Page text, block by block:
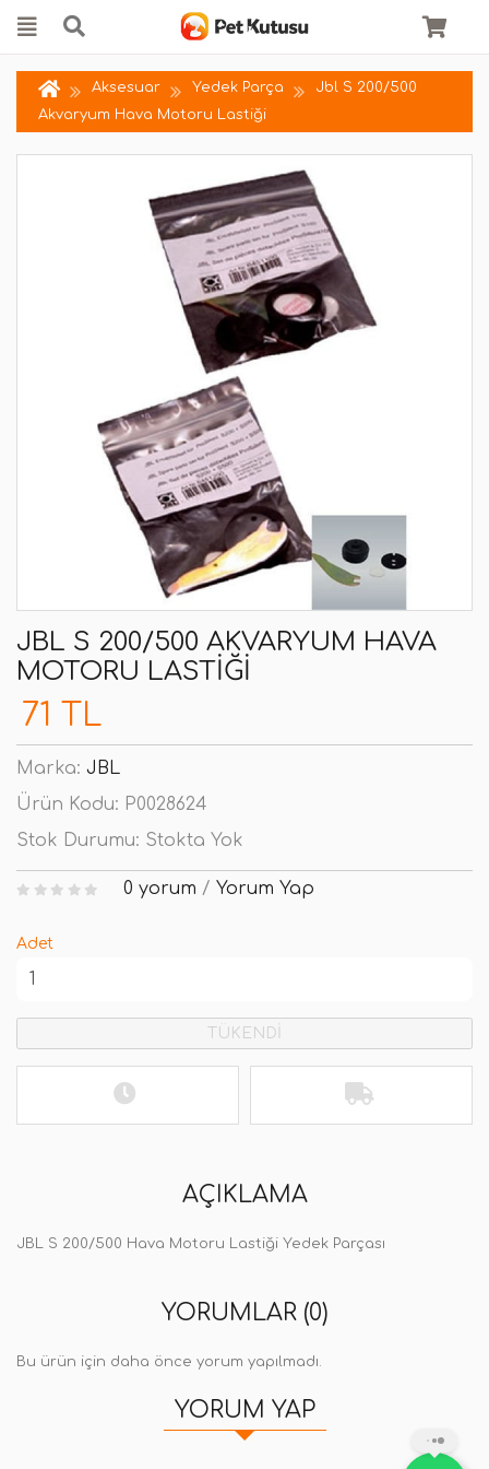
Aksesuar Yedek Parça
Jbl S 200/500
Akvaryum Hava Motoru Lastiği
JBL S 200/500 AKVARYUM HAVA
MOTORU LASTIĞI
71 TL
Marka: JBL
Ürün Kodu: P0028624
Stok Durumu: Stokta Yok
0 yorum / Yorum Yap
Adet
TÜKENDİ
AÇIKLAMA
JBL S 200/500 Hava Motoru Lastiği Yedek Parçası
YORUMLAR (0)
Bu ürün için daha önce yorum yapılmadı.
YORUM YAP